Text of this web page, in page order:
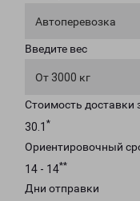
Автоперевозка
Введите вес
От 3000 кг
Стоимость
30.1 *
Ориентировочный
14 - 14**
Дни отправки